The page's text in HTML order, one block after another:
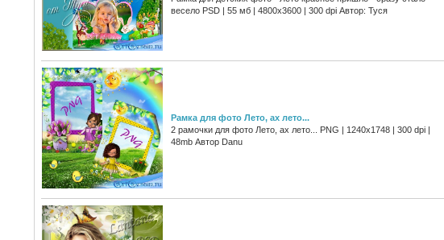
весело PSD | 55 мб | 4800х3600 | 300 dpi Автор: Туся
Рамка для фото Лето, ах лето...
2 рамочки для фото Лето, ах лето... PNG | 1240x1748 | 300 dpi |
48mb Автор Danu